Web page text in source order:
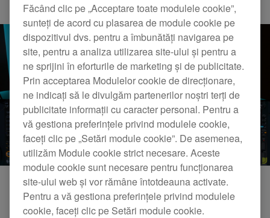
Făcând clic pe „Acceptare toate modulele cookie”,
sunteți de acord cu plasarea de module cookie pe
dispozitivul dvs. pentru a îmbunătăți navigarea pe
site, pentru a analiza utilizarea site-ului și pentru a
ne sprijini în eforturile de marketing și de publicitate.
Prin acceptarea Modulelor cookie de direcționare,
ne indicați să le divulgăm partenerilor noștri terți de
publicitate informații cu caracter personal. Pentru a
vă gestiona preferințele privind modulele cookie,
faceți clic pe „Setări module cookie”. De asemenea,
utilizăm Module cookie strict necesare. Aceste
module cookie sunt necesare pentru funcționarea
site-ului web și vor rămâne întotdeauna activate.
Pentru a vă gestiona preferințele privind modulele
cookie, faceți clic pe Setări module cookie.